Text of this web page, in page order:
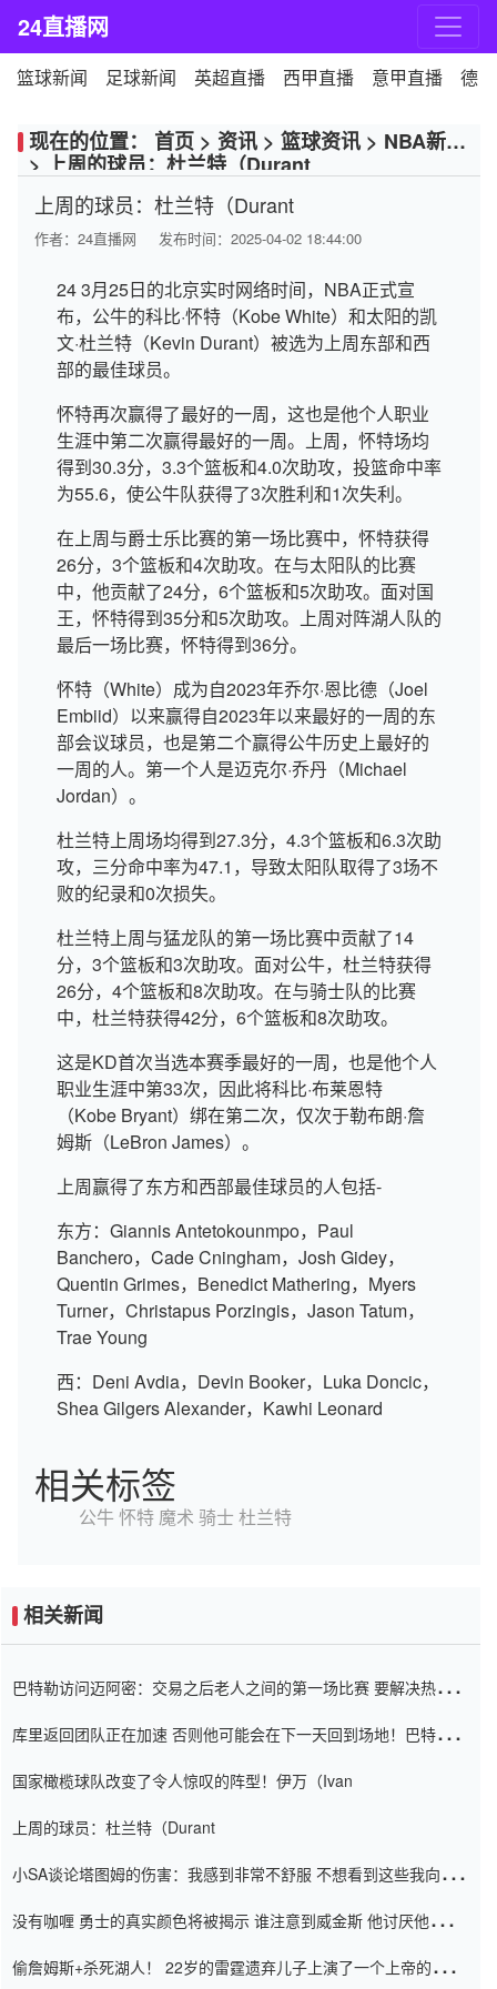
24直播网
篮球新闻 足球新闻 英超直播 西甲直播 意甲直播 德
现在的位置： 首页 > 资讯 > 篮球资讯 > NBA新闻
> 上周的球员：杜兰特（Durant
上周的球员：杜兰特（Durant
作者： 24直播网 发布时间：2025-04-02 18:44:00
24 3月25日的北京实时网络时间，NBA正式宣
布，公牛的科比·怀特（Kobe White）和太阳的凯
文·杜兰特（Kevin Durant）被选为上周东部和西
部的最佳球员。
怀特再次赢得了最好的一周，这也是他个人职业
生涯中第二次赢得最好的一周。上周，怀特场均
得到30.3分，3.3个篮板和4.0次助攻，投篮命中率
为55.6，使公牛队获得了3次胜利和1次失利。
在上周与爵士乐比赛的第一场比赛中，怀特获得
26分，3个篮板和4次助攻。在与太阳队的比赛
中，他贡献了24分，6个篮板和5次助攻。面对国
王，怀特得到35分和5次助攻。上周对阵湖人队的
最后一场比赛，怀特得到36分。
怀特（White）成为自2023年乔尔·恩比德（Joel
Embiid）以来赢得自2023年以来最好的一周的东
部会议球员，也是第二个赢得公牛历史上最好的
一周的人。第一个人是迈克尔·乔丹（Michael
Jordan）。
杜兰特上周场均得到27.3分，4.3个篮板和6.3次助
攻，三分命中率为47.1，导致太阳队取得了3场不
败的纪录和0次损失。
杜兰特上周与猛龙队的第一场比赛中贡献了14
分，3个篮板和3次助攻。面对公牛，杜兰特获得
26分，4个篮板和8次助攻。在与骑士队的比赛
中，杜兰特获得42分，6个篮板和8次助攻。
这是KD首次当选本赛季最好的一周，也是他个人
职业生涯中第33次，因此将科比·布莱恩特
（Kobe Bryant）绑在第二次，仅次于勒布朗·詹
姆斯（LeBron James）。
上周赢得了东方和西部最佳球员的人包括-
东方：Giannis Antetokounmpo，Paul
Banchero，Cade Cningham，Josh Gidey，
Quentin Grimes，Benedict Mathering，Myers
Turner，Christapus Porzingis，Jason Tatum，
Trae Young
西：Deni Avdia，Devin Booker，Luka Doncic，
Shea Gilgers Alexander，Kawhi Leonard
相关标签
公牛 怀特 魔术 骑士 杜兰特
相关新闻
巴特勒访问迈阿密：交易之后老人之间的第一场比赛 要解决热情的
库里返回团队正在加速 否则他可能会在下一天回到场地！巴特勒迈
国家橄榄球队改变了令人惊叹的阵型！伊万（Ivan
上周的球员：杜兰特（Durant
小SA谈论塔图姆的伤害：我感到非常不舒服 不想看到这些我向他
没有咖喱 勇士的真实颜色将被揭示 谁注意到威金斯 他讨厌他的老
偷詹姆斯+杀死湖人！ 22岁的雷霆遗弃儿子上演了一个上帝的剧